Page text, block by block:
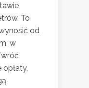
To
od
w